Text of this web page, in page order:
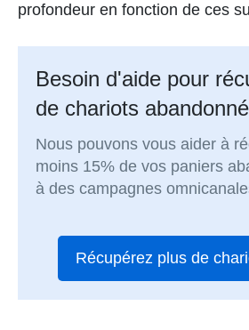
profondeur en fonction de ces
Besoin d'aide pour
de chariots
Nous pouvons vous aider à
moins 15% de vos paniers
à des campagnes
Récupérez plus de